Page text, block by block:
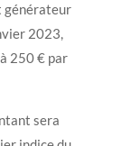
générateur
2023,
250 € par
sera